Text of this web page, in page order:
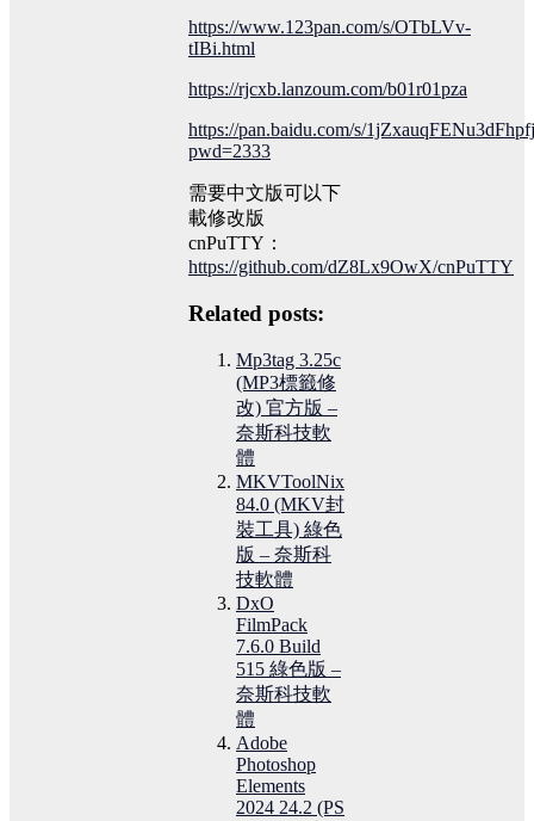
https://www.123pan.com/s/OTbLVv-
tIBi.html
https://rjcxb.lanzoum.com/b01r01pza
https://pan.baidu.com/s/
pwd=2333
需要中文版可以下
載修改版
cnPuTTY：
https://github.com/dZ8Lx9OwX/cnPuTTY
Related posts:
Mp3tag 3.25c
(MP3標籤修
改) 官方版 –
奈斯科技軟
體
MKVToolNix
84.0 (MKV封
裝工具) 綠色
版 – 奈斯科
技軟體
DxO
FilmPack
7.6.0 Build
515 綠色版 –
奈斯科技軟
體
Adobe
Photoshop
Elements
2024 24.2 (PS